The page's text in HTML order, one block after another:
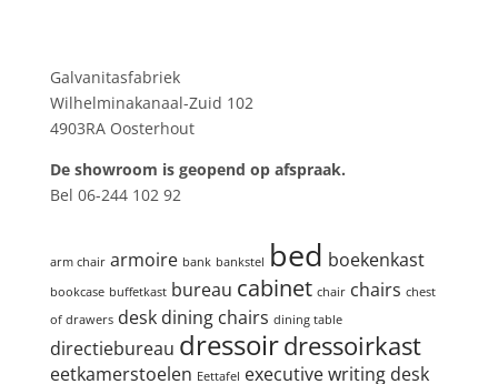
Galvanitasfabriek
Wilhelminakanaal-Zuid 102
4903RA Oosterhout
De showroom is geopend op afspraak.
Bel 06-244 102 92
arm chair armoire bank bankstel bed boekenkast
bookcase buffetkast bureau cabinet chair chairs chest
of drawers desk dining chairs dining table
directiebureau dressoirdressoirkast
eetkamerstoelen Eettafel executive writing desk